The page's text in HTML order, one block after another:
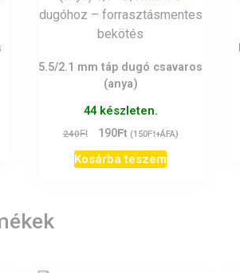
5.5/2.1 mm táp dugó csavaros
(anya)
44 készleten.
240Ft
Original
price
was:
190FtCurrent
price
is:
(150Ft+ÁFA)
Kosárba teszem